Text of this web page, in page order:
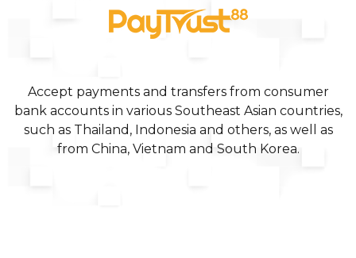
Accept payments and transfers from consumer
bank accounts in various Southeast Asian countries,
such as Thailand, Indonesia and others, as well as
from China, Vietnam and South Korea.